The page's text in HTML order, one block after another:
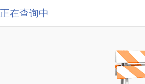
正在查询中